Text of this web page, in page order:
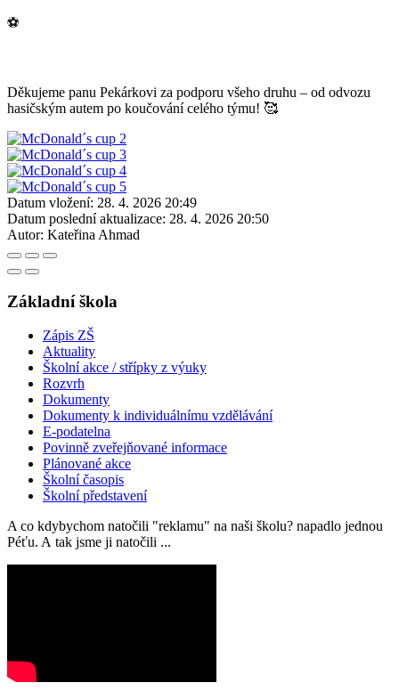
⚽️
Děkujeme panu Pekárkovi za podporu všeho druhu – od odvozu
hasičským autem po koučování celého týmu! 🥰
Datum vložení: 28. 4. 2026 20:49
Datum poslední aktualizace: 28. 4. 2026 20:50
Autor: Kateřina Ahmad
Základní škola
Zápis ZŠ
Aktuality
Školní akce / střípky z výuky
Rozvrh
Dokumenty
Dokumenty k individuálnímu vzdělávání
E-podatelna
Povinně zveřejňované informace
Plánované akce
Školní časopis
Školní představení
A co kdybychom natočili "reklamu" na naši školu? napadlo jednou
Péťu. A tak jsme ji natočili ...